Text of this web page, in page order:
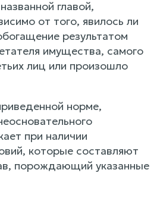
главой,
от того, явилось ли
результатом
имущества, самого
лиц или произошло
норме,
при наличии
которые составляют
порождающий указанные